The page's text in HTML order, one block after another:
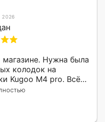
2026
Нужна была
колодок на
Kugoo M4 pro. Всё
и в максимально
этот сервис. Езжу